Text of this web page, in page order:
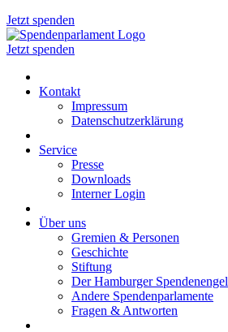
Jetzt spenden
Jetzt spenden
Kontakt
Impressum
Datenschutzerklärung
Service
Presse
Downloads
Interner Login
Über uns
Gremien & Personen
Geschichte
Stiftung
Der Hamburger Spendenengel
Andere Spendenparlamente
Fragen & Antworten